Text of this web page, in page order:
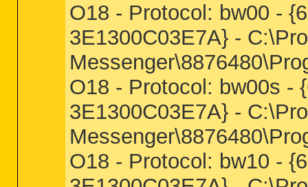
O18 - Protocol: bw00 -
3E1300C03E7A} -
O18 - Protocol: bw00s -
3E1300C03E7A} -
O18 - Protocol: bw10 -